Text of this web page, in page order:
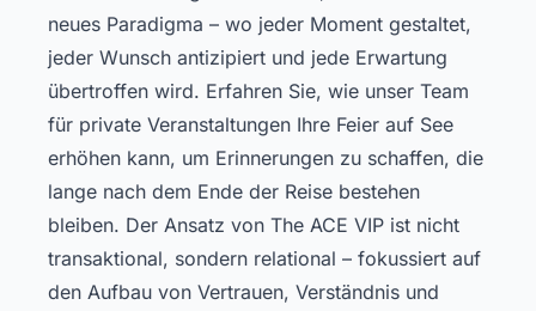
neues Paradigma – wo jeder Moment gestaltet,
jeder Wunsch antizipiert und jede Erwartung
übertroffen wird. Erfahren Sie, wie unser Team
für private Veranstaltungen Ihre Feier auf See
erhöhen kann, um Erinnerungen zu schaffen, die
lange nach dem Ende der Reise bestehen
bleiben. Der Ansatz von The ACE VIP ist nicht
transaktional, sondern relational – fokussiert auf
den Aufbau von Vertrauen, Verständnis und